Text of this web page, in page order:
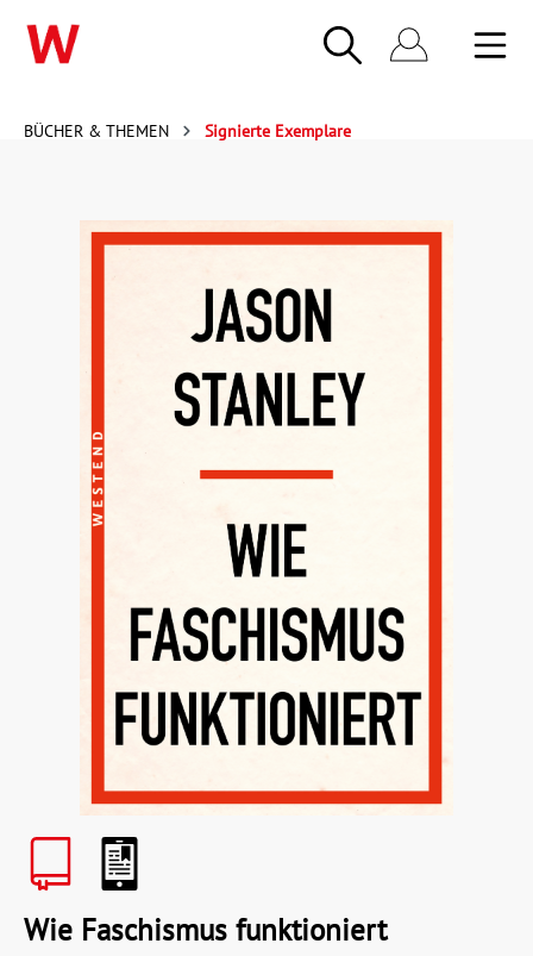
BÜCHER & THEMEN Signierte Exemplare
Wie Faschismus funktioniert